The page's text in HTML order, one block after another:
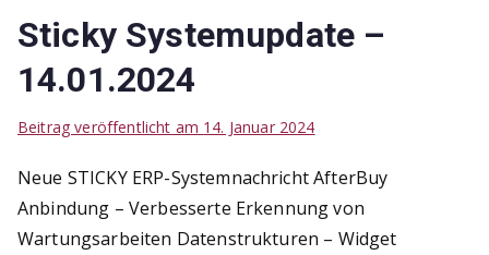
Sticky Systemupdate –
14.01.2024
Beitrag veröffentlicht am 14. Januar 2024
Neue STICKY ERP-Systemnachricht AfterBuy
Anbindung – Verbesserte Erkennung von
Wartungsarbeiten Datenstrukturen – Widget